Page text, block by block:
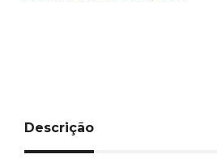
Descrição